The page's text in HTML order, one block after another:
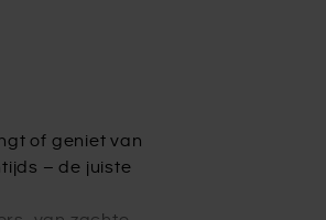
of geniet van
– de juiste